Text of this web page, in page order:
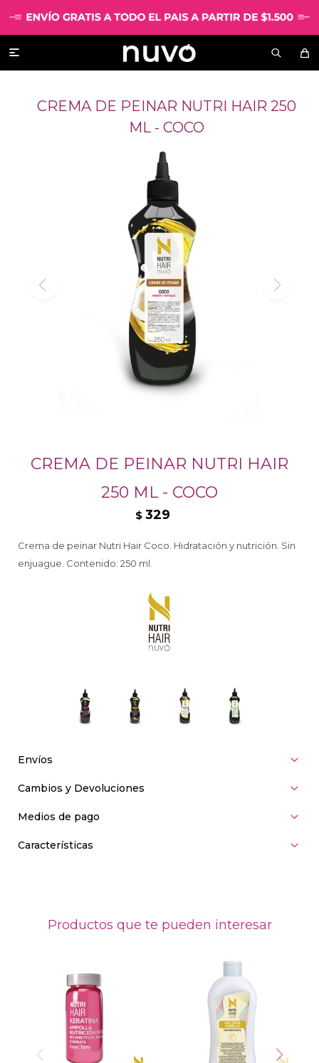

CREMA DE PEINAR NUTRI HAIR 250
ML - COCO
CREMA DE PEINAR NUTRI HAIR
250 ML - COCO
$ 329
Crema de peinar Nutri Hair Coco. Hidratación y nutrición. Sin
enjuague. Contenido: 250 ml.
Envíos
Cambios y Devoluciones
Medios de pago
Características
Productos que te pueden interesar